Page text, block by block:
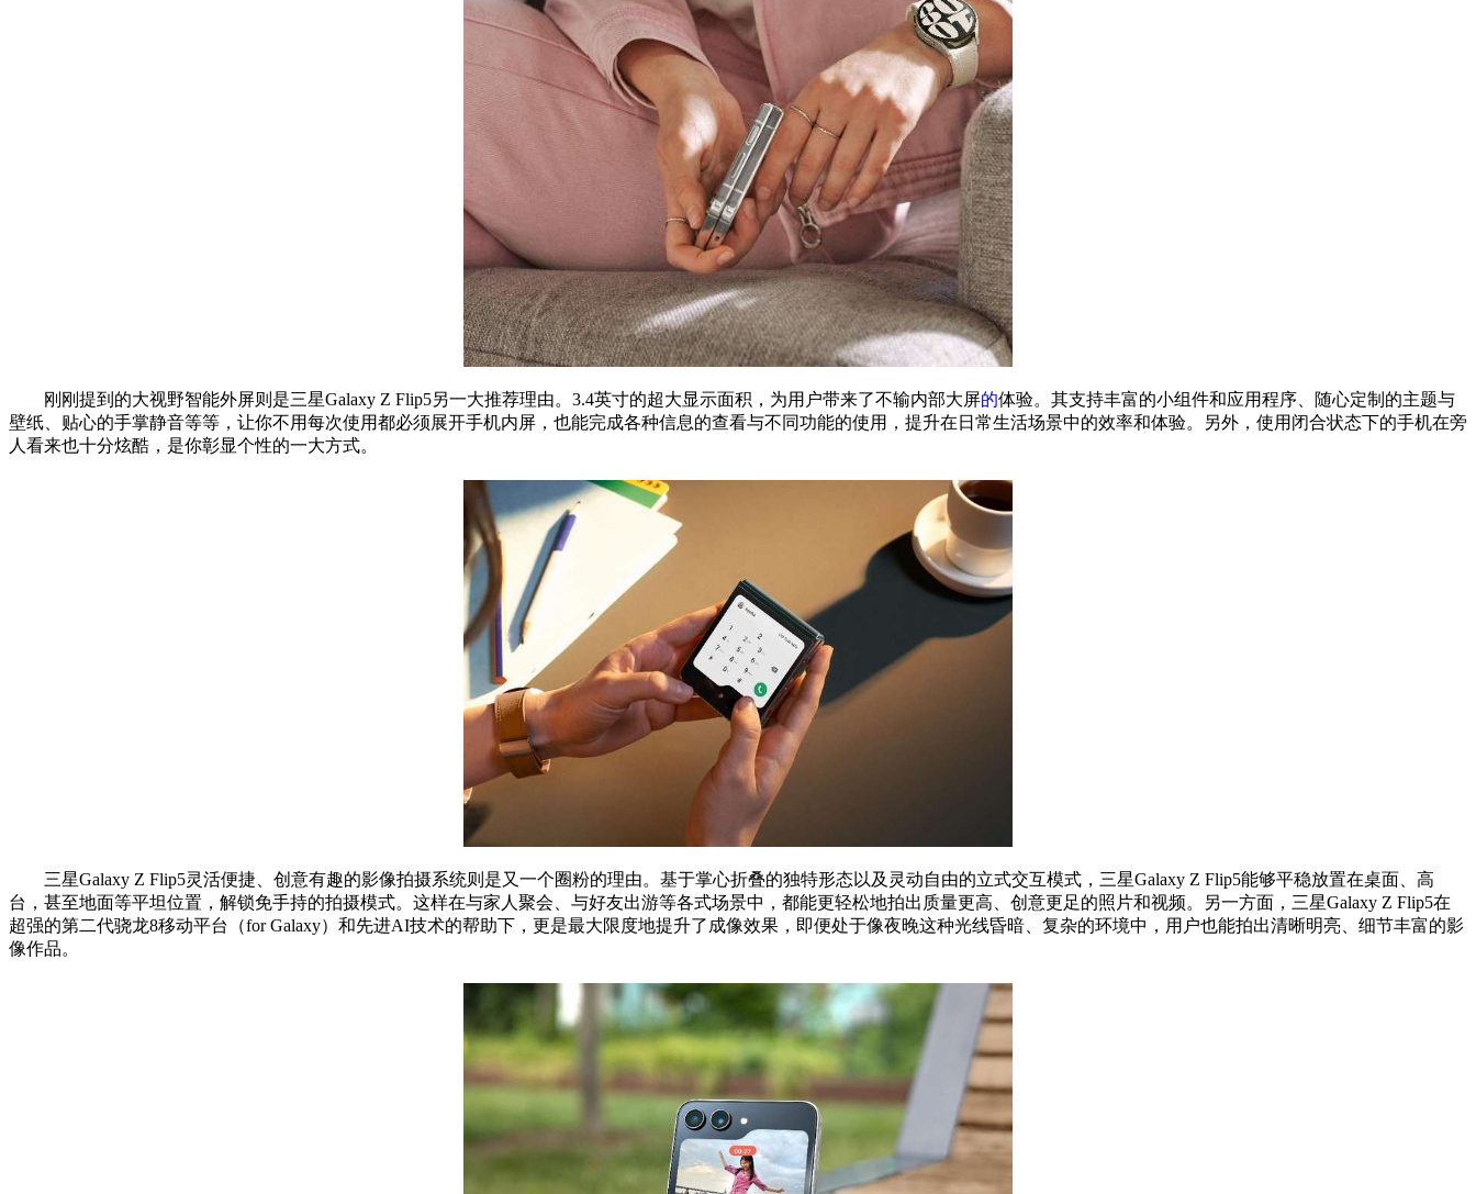
刚刚提到的大视野智能外屏则是三星Galaxy Z Flip5另一大推荐理由。3.4英寸的超大显示面积，为用户带来了不输内部大屏的体验。其支持丰富的小组件和应用程序、随心定制的主题与
壁纸、贴心的手掌静音等等，让你不用每次使用都必须展开手机内屏，也能完成各种信息的查看与不同功能的使用，提升在日常生活场景中的效率和体验。另外，使用闭合状态下的手机在旁
人看来也十分炫酷，是你彰显个性的一大方式。
三星Galaxy Z Flip5灵活便捷、创意有趣的影像拍摄系统则是又一个圈粉的理由。基于掌心折叠的独特形态以及灵动自由的立式交互模式，三星Galaxy Z Flip5能够平稳放置在桌面、高
台，甚至地面等平坦位置，解锁免手持的拍摄模式。这样在与家人聚会、与好友出游等各式场景中，都能更轻松地拍出质量更高、创意更足的照片和视频。另一方面，三星Galaxy Z Flip5在
超强的第二代骁龙8移动平台（for Galaxy）和先进AI技术的帮助下，更是最大限度地提升了成像效果，即便处于像夜晚这种光线昏暗、复杂的环境中，用户也能拍出清晰明亮、细节丰富的影
像作品。